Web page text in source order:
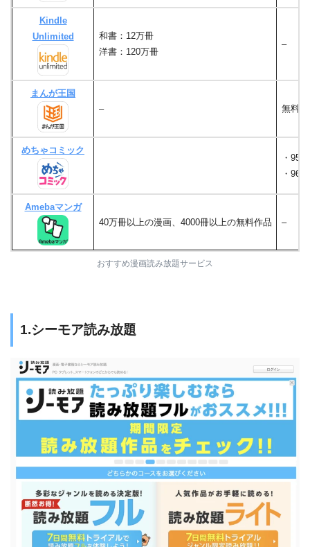
Kindle
Unlimited
和書：12万冊
洋書：120万冊
–
まんが王国
–
無料
めちゃコミック
・
・
Amebaマンガ
40万冊以上の漫画、4000冊以上の無料作品
–
おすすめ漫画読み放題サービス
1.シーモア読み放題